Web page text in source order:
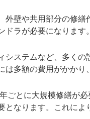
壁や共用部分の修
ラが必要になります
ステムなど、多く
多額の費用がかか
とに大規模修繕が
なります。これに